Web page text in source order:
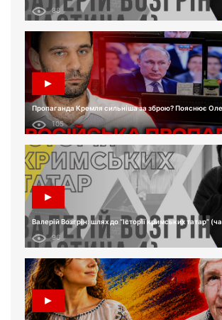
88
Пропаганда Кремля сильніша за зброю? Пояснює
105
Валерій Возгрін: шлях до “Історії кримських татар”
96